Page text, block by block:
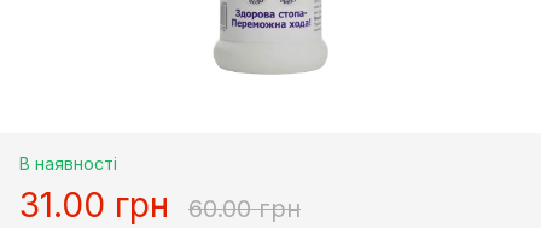
В наявності
31.00 грн 60.00 грн